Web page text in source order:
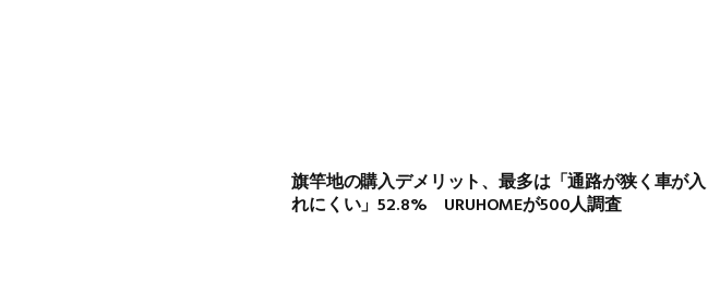
旗竿地の購入デメリット、最多は「通路が狭く車が入
れにくい」52.8% URUHOMEが500人調査